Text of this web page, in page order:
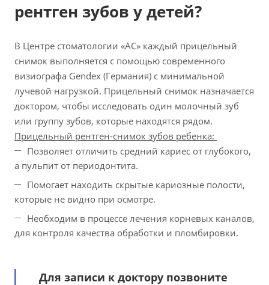
рентген зубов у детей?
В Центре стоматологии «АС» каждый прицельный
снимок выполняется с помощью современного
визиографа Gendex (Германия) с минимальной
лучевой нагрузкой. Прицельный снимок назначается
доктором, чтобы исследовать один молочный зуб
или группу зубов, которые находятся рядом.
Прицельный рентген-снимок зубов ребенка:
Позволяет отличить средний кариес от глубокого,
а пульпит от периодонтита.
Помогает находить скрытые кариозные полости,
которые не видно при осмотре.
Необходим в процессе лечения корневых каналов,
для контроля качества обработки и пломбировки.
Для записи к доктору позвоните